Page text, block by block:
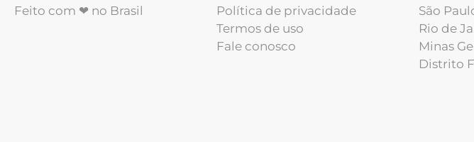
Feito com ❤ no Brasil
Política de privacidade
Termos de uso
Fale conosco
São
Rio de
Minas
Distrito